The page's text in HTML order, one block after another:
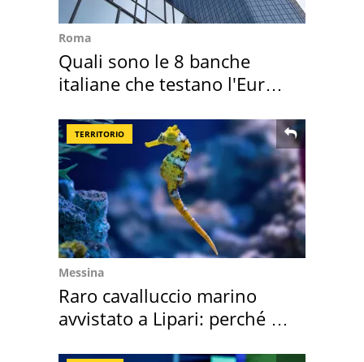
Roma
Quali sono le 8 banche
italiane che testano l'Euro
TERRITORIO
Messina
Raro cavalluccio marino
avvistato a Lipari: perché è